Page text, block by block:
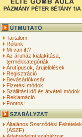
Tartalom
Rólunk
Mi van itt?
Az áruház kialakítása,
termékkategóriák
Árutípusok, árujelölések
Regisztráció
Bevásárlókosár
Fizetési módok
Szállítási idő és átvételi módok
Reklamáció
Fontos!
Általános Szerződési Feltételek
(ÁSZF)